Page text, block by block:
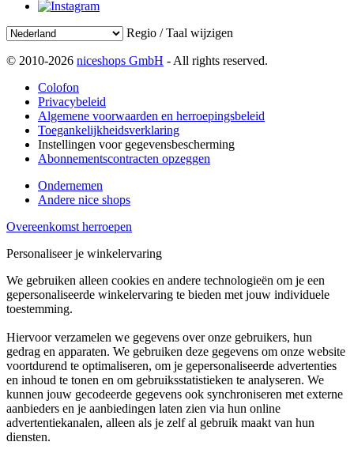
Regio / Taal wijzigen
© 2010-2026 niceshops GmbH - All rights reserved.
Colofon
Privacybeleid
Algemene voorwaarden en herroepingsbeleid
Toegankelijkheidsverklaring
Instellingen voor gegevensbescherming
Abonnementscontracten opzeggen
Ondernemen
Andere nice shops
Overeenkomst herroepen
Personaliseer je winkelervaring
We gebruiken alleen cookies en andere technologieën om je een
gepersonaliseerde winkelervaring te bieden met jouw individuele
toestemming.
Hiervoor verzamelen we gegevens over onze gebruikers, hun
gedrag en apparaten. We gebruiken deze gegevens om onze website
voortdurend te optimaliseren, om je gepersonaliseerde advertenties
en inhoud te tonen en om gebruiksstatistieken te analyseren. We
kunnen jouw gecodeerde gegevens ook synchroniseren met externe
aanbieders en je aanbiedingen laten zien via hun online
advertentiekanalen, alleen als je zelf al gebruik maakt van hun
diensten.